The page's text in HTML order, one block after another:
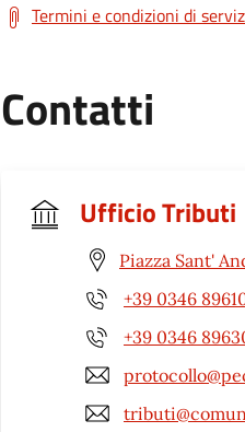
Termini e condizioni di
Contatti
Ufficio Tributi
Piazza Sant'
+39 0346
+39 0346